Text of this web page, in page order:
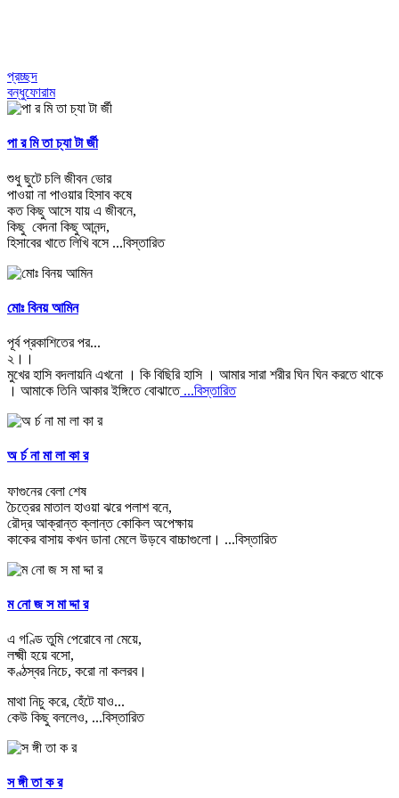
প্রচ্ছদ
বন্ধুফোরাম
পা র মি তা চ্যা টা র্জী
শুধু ছুটে চলি জীবন ভোর
পাওয়া না পাওয়ার হিসাব কষে
কত কিছু আসে যায় এ জীবনে,
কিছু বেদনা কিছু আনন্দ,
হিসাবের খাতে লিখি বসে...বিস্তারিত
মোঃ বিনয় আমিন
পূর্ব প্রকাশিতের পর...
২।।
মুখের হাসি বদলায়নি এখনো । কি বিছিরি হাসি । আমার সারা শরীর ঘিন ঘিন করতে থাকে
। আমাকে তিনি আকার ইঙ্গিতে বোঝাতে...বিস্তারিত
অ র্চ না মা লা কা র
ফাগুনের বেলা শেষ
চৈত্রের মাতাল হাওয়া ঝরে পলাশ বনে,
রৌদ্র আক্রান্ত ক্লান্ত কোকিল অপেক্ষায়
কাকের বাসায় কখন ডানা মেলে উড়বে বাচ্চাগুলো। ...বিস্তারিত
ম নো জ স মা দ্দা র
এ গণ্ডি তুমি পেরোবে না মেয়ে,
লক্ষ্মী হয়ে বসো,
কণ্ঠস্বর নিচে, করো না কলরব।
মাথা নিচু করে, হেঁটে যাও...
কেউ কিছু বললেও, ...বিস্তারিত
স ঙ্গী তা ক র